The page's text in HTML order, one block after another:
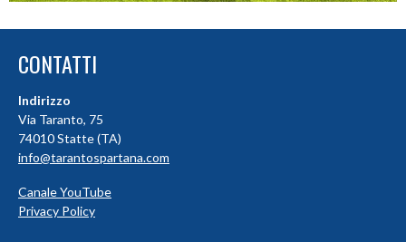
CONTATTI
Indirizzo
Via Taranto, 75
74010 Statte (TA)
info@tarantospartana.com
Canale YouTube
Privacy Policy